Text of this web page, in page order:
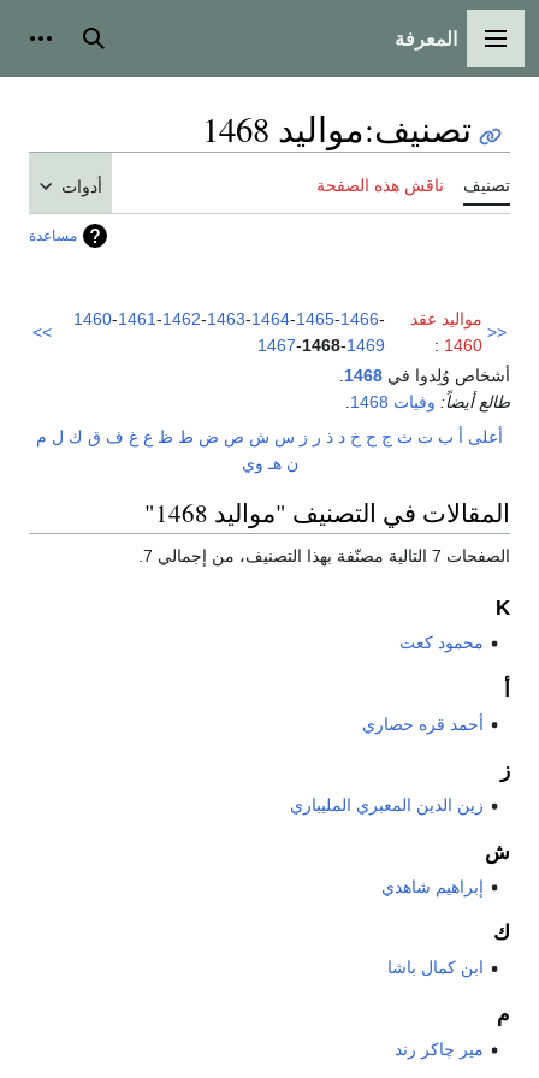
القائمة الرئيسية
المعرفة بحث
تصنيف:مواليد 1468
تصنيف ناقش هذه الصفحة أدوات
مساعدة
<<
مواليد عقد
1460
:
1460-1461-1462-1463-1464-1465-1466-
1467-1468-1469
>>
أشخاص وُلِدوا في 1468
طالع أيضاً: وفيات 1468
أعلى أ ب ت ث ج ح خ د ذ ر ز س ش ص ض ط ظ ع غ ف ق ك ل م
ن هـ وي
المقالات في التصنيف "مواليد 1468"
الصفحات 7 التالية مصنّفة بهذا التصنيف، من إجمالي 7.
K
محمود كعت
أحمد قره حصاري
ز
زين الدين المعبري المليباري
ش
إبراهيم شاهدي
ك
ابن كمال باشا
م
مير چاكر رند